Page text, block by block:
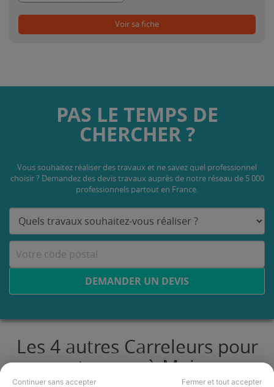
Continuer sans accepter Fermer et tout accepter
Voir sa fiche
PAS LE TEMPS DE
CHERCHER ?
Vous souhaitez réaliser des travaux et ne savez quel professionnel
choisir ? Demandez des devis travaux auprès de notre réseau de 5 000
professionnels partout en France.
DEMANDER UN DEVIS
Les 4 autres Carreleurs pour
vos travaux à Moissac